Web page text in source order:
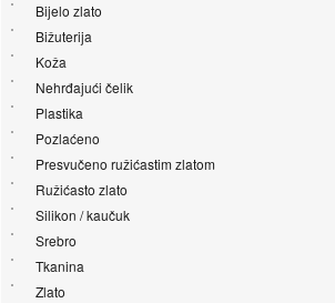
Bijelo zlato
Bižuterija
Koža
Nehrđajući čelik
Plastika
Pozlaćeno
Presvučeno ružićastim zlatom
Ružićasto zlato
Silikon / kaučuk
Srebro
Tkanina
Zlato